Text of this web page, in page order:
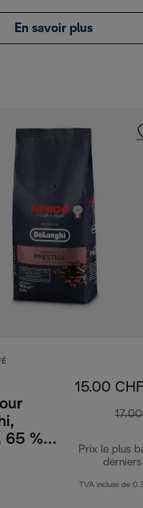
En savoir plus
65 %
kg
15.00 CHF
Prix le plus
TVA incluse de